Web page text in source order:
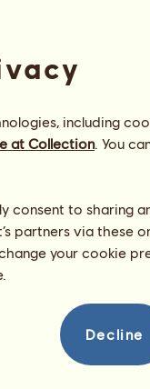
Hádés
including
at Collection. You
consent to sharing
partners via these
your cookie
Decline